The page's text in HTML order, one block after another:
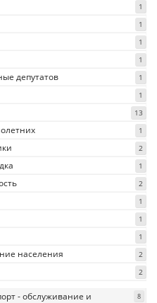
1
1
1
1
депутатов 1
1
13
1
2
1
2
1
1
1
населения 2
2
- обслуживание и
8